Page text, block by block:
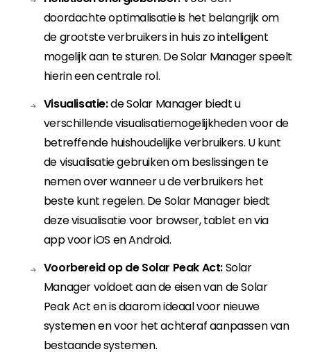
doordachte optimalisatie is het belangrijk om
de grootste verbruikers in huis zo intelligent
mogelijk aan te sturen. De Solar Manager speelt
hierin een centrale rol.
Visualisatie:de Solar Manager biedt u
verschillende visualisatiemogelijkheden voor de
betreffende huishoudelijke verbruikers. U kunt
de visualisatie gebruiken om beslissingen te
nemen over wanneer u de verbruikers het
beste kunt regelen. De Solar Manager biedt
deze visualisatie voor browser, tablet en via
app voor iOS en Android.
Voorbereid op de Solar Peak Act:Solar
Manager voldoet aan de eisen van de Solar
Peak Act en is daarom ideaal voor nieuwe
systemen en voor het achteraf aanpassen van
bestaande systemen.